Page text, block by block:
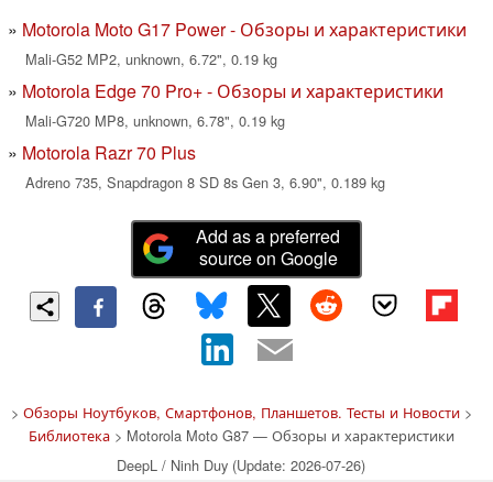
Motorola Moto G17 Power - Обзоры и характеристики
Mali-G52 MP2, unknown, 6.72", 0.19 kg
Motorola Edge 70 Pro+ - Обзоры и характеристики
Mali-G720 MP8, unknown, 6.78", 0.19 kg
Motorola Razr 70 Plus
Adreno 735, Snapdragon 8 SD 8s Gen 3, 6.90", 0.189 kg
Add as a preferred
source on Google
> Обзоры Ноутбуков, Смартфонов, Планшетов. Тесты и Новости>
Библиотека> Motorola Moto G87 — Обзоры и характеристики
DeepL / Ninh Duy (Update: 2026-07-26)